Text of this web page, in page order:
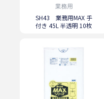
業務用
SH43 業務用MAX 手
付き 45L 半透明 10枚